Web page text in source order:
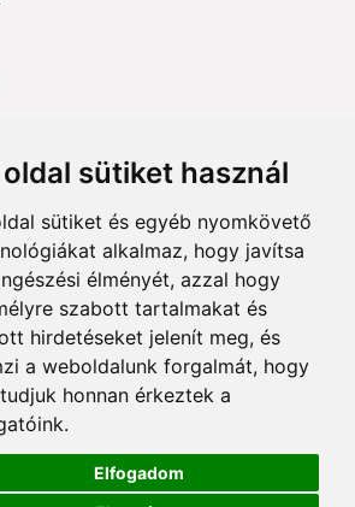
sütiket használ
sütiket és egyéb nyomkövető
alkalmaz, hogy javítsa
élményét, azzal hogy
szabott tartalmakat és
hirdetéseket jelenít meg, és
a weboldalunk forgalmát, hogy
honnan érkeztek a
Elfogadom